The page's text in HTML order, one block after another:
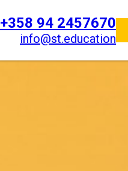
+358 94 2457670
info@st.education